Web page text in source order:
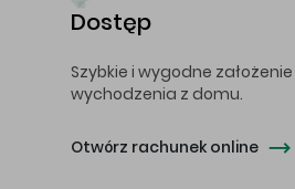
Dostęp
Szybkie i wygodne
wychodzenia z domu.
Otwórz rachunek online